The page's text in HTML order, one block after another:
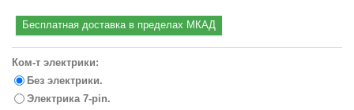
Бесплатная доставка в пределах МКАД
Ком-т электрики:
Без электрики.
Электрика 7-pin.